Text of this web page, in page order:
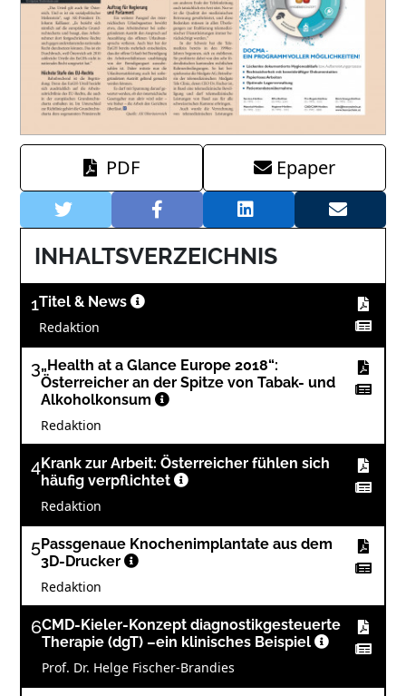
PDF Epaper
INHALTSVERZEICHNIS
1Titel & News
Redaktion
3„Health at a Glance Europe 2018“:
Österreicher an der Spitze von Tabak- und
Alkoholkonsum
Redaktion
4Krank zur Arbeit: Österreicher fühlen sich
häufig verpflichtet
Redaktion
5Passgenaue Knochenimplantate aus dem
3D-Drucker
Redaktion
6CMD-Kieler-Konzept diagnostikgesteuerte
Therapie (dgT) –ein klinisches Beispiel
Prof. Dr. Helge Fischer-Brandies